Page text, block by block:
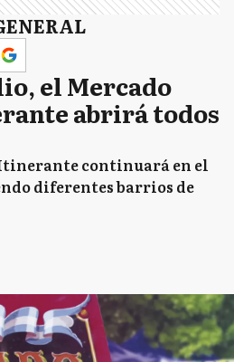
el Mercado
abrirá todos
continuará en el
diferentes barrios de